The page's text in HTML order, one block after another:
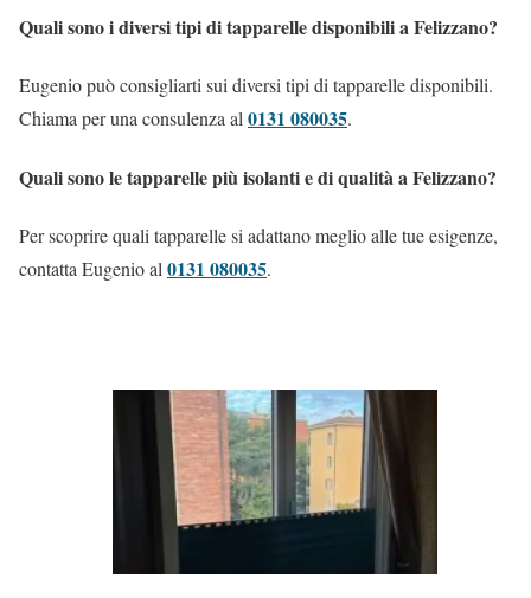
Quali sono i diversi tipi di tapparelle disponibili a Felizzano?
Eugenio può consigliarti sui diversi tipi di tapparelle disponibili.
Chiama per una consulenza al0131 080035.
Quali sono le tapparelle più isolanti e di qualità a Felizzano?
Per scoprire quali tapparelle si adattano meglio alle tue esigenze,
contatta Eugenio al 0131 080035.